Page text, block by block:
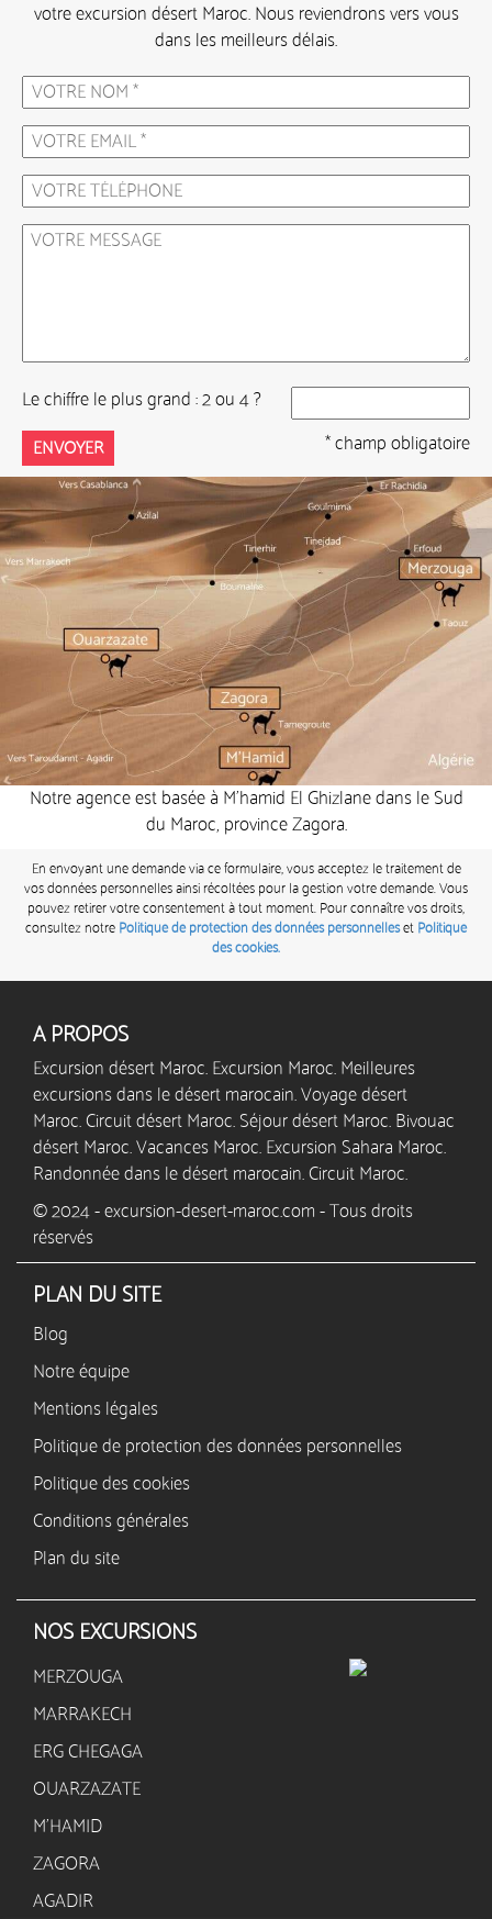
votre excursion désert Maroc. Nous reviendrons vers vous
dans les meilleurs délais.
Le chiffre le plus grand : 2 ou 4 ?
* champ obligatoire
Notre agence est basée à M’hamid El Ghizlane dans le Sud
du Maroc, province Zagora.
En envoyant une demande via ce formulaire, vous acceptez le traitement de
vos données personnelles ainsi récoltées pour la gestion votre demande. Vous
pouvez retirer votre consentement à tout moment. Pour connaître vos droits,
consultez notre Politique de protection des données personnelles et Politique
des cookies.
A PROPOS
Excursion désert Maroc. Excursion Maroc. Meilleures
excursions dans le désert marocain. Voyage désert
Maroc. Circuit désert Maroc. Séjour désert Maroc. Bivouac
désert Maroc. Vacances Maroc. Excursion Sahara Maroc.
Randonnée dans le désert marocain. Circuit Maroc.
© 2024 - excursion-desert-maroc.com - Tous droits
réservés
PLAN DU SITE
Blog
Notre équipe
Mentions légales
Politique de protection des données personnelles
Politique des cookies
Conditions générales
Plan du site
NOS EXCURSIONS
MERZOUGA
MARRAKECH
ERG CHEGAGA
OUARZAZATE
M’HAMID
ZAGORA
AGADIR